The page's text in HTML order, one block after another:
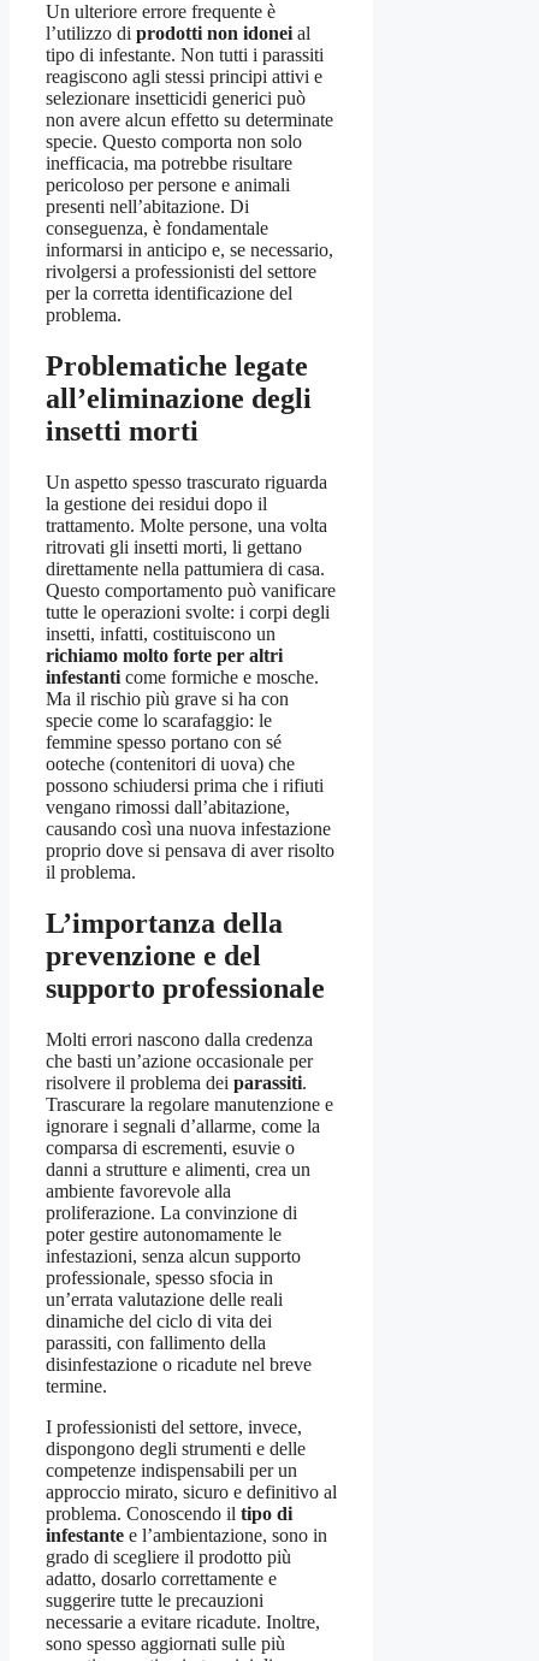
Un ulteriore errore frequente è
l’utilizzo di prodotti non idonei al
tipo di infestante. Non tutti i parassiti
reagiscono agli stessi principi attivi e
selezionare insetticidi generici può
non avere alcun effetto su determinate
specie. Questo comporta non solo
inefficacia, ma potrebbe risultare
pericoloso per persone e animali
presenti nell’abitazione. Di
conseguenza, è fondamentale
informarsi in anticipo e, se necessario,
rivolgersi a professionisti del settore
per la corretta identificazione del
problema.
Problematiche legate
all’eliminazione degli
insetti morti
Un aspetto spesso trascurato riguarda
la gestione dei residui dopo il
trattamento. Molte persone, una volta
ritrovati gli insetti morti, li gettano
direttamente nella pattumiera di casa.
Questo comportamento può vanificare
tutte le operazioni svolte: i corpi degli
insetti, infatti, costituiscono un
richiamo molto forte per altri
infestanti come formiche e mosche.
Ma il rischio più grave si ha con
specie come lo scarafaggio: le
femmine spesso portano con sé
ooteche (contenitori di uova) che
possono schiudersi prima che i rifiuti
vengano rimossi dall’abitazione,
causando così una nuova infestazione
proprio dove si pensava di aver risolto
il problema.
L’importanza della
prevenzione e del
supporto professionale
Molti errori nascono dalla credenza
che basti un’azione occasionale per
risolvere il problema dei parassiti.
Trascurare la regolare manutenzione e
ignorare i segnali d’allarme, come la
comparsa di escrementi, esuvie o
danni a strutture e alimenti, crea un
ambiente favorevole alla
proliferazione. La convinzione di
poter gestire autonomamente le
infestazioni, senza alcun supporto
professionale, spesso sfocia in
un’errata valutazione delle reali
dinamiche del ciclo di vita dei
parassiti, con fallimento della
disinfestazione o ricadute nel breve
termine.
I professionisti del settore, invece,
dispongono degli strumenti e delle
competenze indispensabili per un
approccio mirato, sicuro e definitivo al
problema. Conoscendo il tipo di
infestante e l’ambientazione, sono in
grado di scegliere il prodotto più
adatto, dosarlo correttamente e
suggerire tutte le precauzioni
necessarie a evitare ricadute. Inoltre,
sono spesso aggiornati sulle più